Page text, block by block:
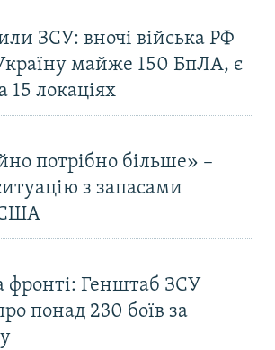
ЗСУ: вночі війська РФ
майже 150 БпЛА, є
15 локаціях
потрібно більше» –
з запасами
США
фронті: Генштаб ЗСУ
понад 230 боїв за